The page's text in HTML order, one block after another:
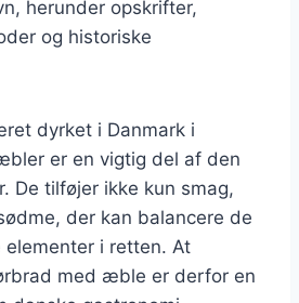
herunder opskrifter,
og historiske
dyrket i Danmark i
er en vigtig del af den
De tilføjer ikke kun smag,
der kan balancere de
i retten. At
med æble er derfor en